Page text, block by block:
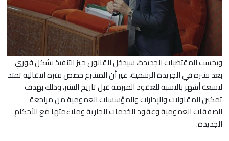
وبحسب المقتضيات الجديدة، سيدخل القانون حيز التنفيذ بشكل فوري
بعد نشره في الجريدة الرسمية، غير أن المشرع خصص فترة انتقالية تمتد
لتسعة أشهر بالنسبة للعقود المبرمة قبل تاريخ النشر، وذلك بهدف
تمكين المقاولات والإدارات والمؤسسات العمومية من مراجعة
الصفقات العمومية وعقود الخدمات الجارية وملاءمتها مع الأحكام
الجديدة.